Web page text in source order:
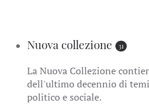
Nuova collezione 31
La Nuova Collezione
dell'ultimo decennio di
politico e sociale.